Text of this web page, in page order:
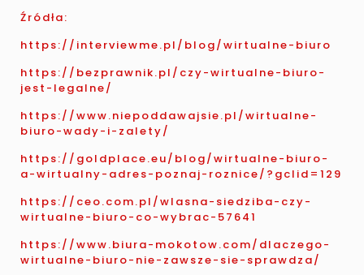
Źródła:
https://interviewme.pl/blog/wirtualne-biuro
https://bezprawnik.pl/czy-wirtualne-biuro-
jest-legalne/
https://www.niepoddawajsie.pl/wirtualne-
biuro-wady-i-zalety/
https://goldplace.eu/blog/wirtualne-biuro-
a-wirtualny-adres-poznaj-roznice/?gclid=129
https://ceo.com.pl/wlasna-siedziba-czy-
wirtualne-biuro-co-wybrac-57641
https://www.biura-mokotow.com/dlaczego-
wirtualne-biuro-nie-zawsze-sie-sprawdza/